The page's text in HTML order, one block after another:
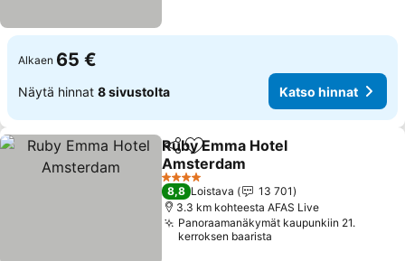
Alkaen 65 €
Näytä hinnat 8 sivustolta Katso hinnat
Jaa Lisää suosikkeihin
Ruby Emma Hotel
Amsterdam
Katso hinnat
4 Tähtiluokitus
8,8 Loistava
13 701
3.3 km kohteesta AFAS Live
Panoraamanäkymät kaupunkiin 21.
kerroksen baarista